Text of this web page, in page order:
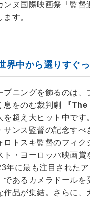
ヌ国際映画祭「監督
ます。
界中から選りすぐ
プニングを飾るのは、
息をのむ裁判劇
『
を超え大ヒット中です
サンス監督の記念すべ
ロトスキ監督のフィク
ト・ヨーロッパ映画賞
年に最も注目された
であるカメラドールを
作品が集結。さらに、